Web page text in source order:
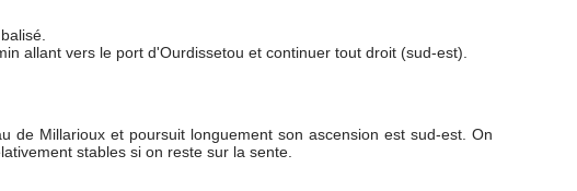
allant vers le port d'Ourdissetou et continuer tout droit (sud-est).
Millarioux et poursuit longuement son ascension est sud-est. On
stables si on reste sur la sente.